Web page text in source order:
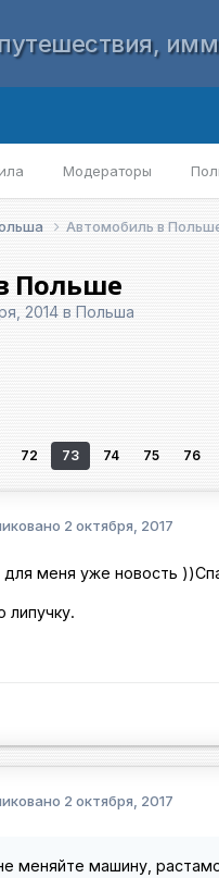
Модераторы
Автомобиль в
Польше
2014 в Польша
72 73 74 75 76
2 октября, 2017
для меня уже новость
липучку.
2 октября, 2017
меняйте машину,